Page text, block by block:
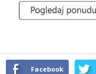
Facebook